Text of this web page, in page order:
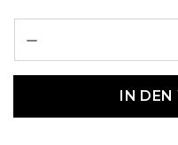
IN DEN